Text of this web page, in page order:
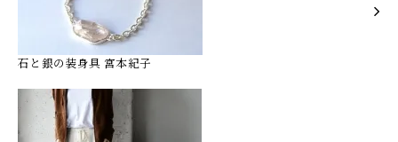
石と銀の装身具 宮本紀子